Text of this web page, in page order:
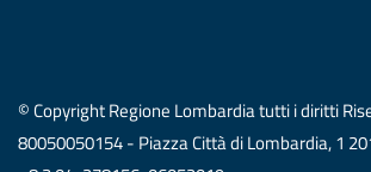
© Copyright Regione Lombardia tutti i diritti
80050050154 - Piazza Città di Lombardia, 1